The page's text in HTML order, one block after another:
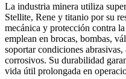
La industria minera utiliza
Stellite, Rene y titanio por su
mecánica y protección contra
emplean en brocas, bombas,
soportar condiciones
corrosivos. Su durabilidad
vida útil prolongada en